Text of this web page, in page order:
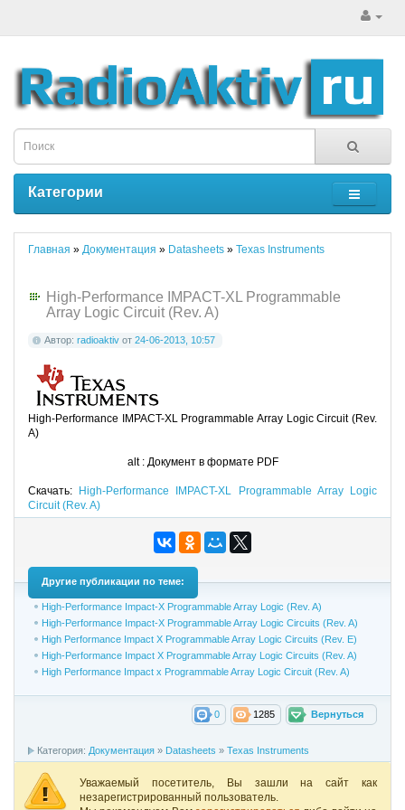
Категории
Главная » Документация » Datasheets » Texas Instruments
High-Performance IMPACT-XL Programmable
Array Logic Circuit (Rev. A)
Автор: radioaktiv от 24-06-2013, 10:57
High-Performance IMPACT-XLProgrammable Array Logic Circuit (Rev.
A)
alt : Документ в формате PDF
Скачать: High-Performance IMPACT-XL Programmable Array Logic
Circuit (Rev. A)
Другие публикации по теме:
High-Performance Impact-X Programmable Array Logic (Rev. A)
High-Performance Impact-X Programmable Array Logic Circuits (Rev. A)
High Performance Impact X Programmable Array Logic Circuits (Rev. E)
High-Performance Impact X Programmable Array Logic Circuits (Rev. A)
High Performance Impact x Programmable Array Logic Circuit (Rev. A)
Вернуться
1285
0
Категория: Документация » Datasheets » Texas Instruments
Уважаемый посетитель, Вы зашли на сайт как
незарегистрированный пользователь.